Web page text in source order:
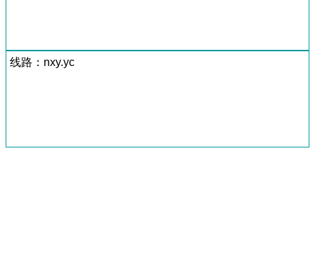
线路：nxy.yc